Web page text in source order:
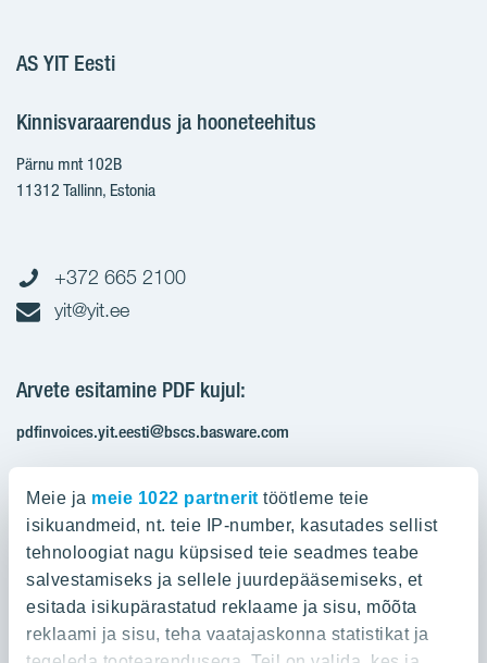
Meie ja meie 1022 partnerit töötleme teie
isikuandmeid, nt. teie IP-number, kasutades sellist
tehnoloogiat nagu küpsised teie seadmes teabe
salvestamiseks ja sellele juurdepääsemiseks, et
esitada isikupärastatud reklaame ja sisu, mõõta
reklaami ja sisu, teha vaatajaskonna statistikat ja
AS YIT Eesti
Kinnisvaraarendus ja hooneteehitus
Pärnu mnt 102B
11312 Tallinn, Estonia
+372 665 2100
yit@yit.ee
Arvete esitamine PDF kujul:
pdfinvoices.yit.eesti@bscs.basware.com
KMKR: EE100210897
Ettevõttest
Ettevõttest
YIT Group